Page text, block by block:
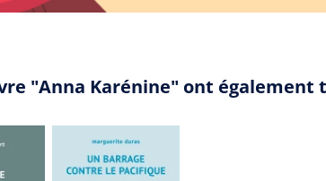
"Anna Karénine" ont également